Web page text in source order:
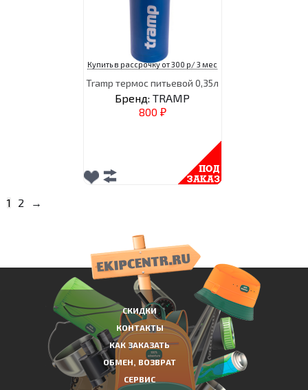
Купить в рассрочку от 300 р/ 3 мес
Tramp термос питьевой 0,35л
Бренд: TRAMP
800 ₽
1 2 →
СКИДКИ
КОНТАКТЫ
КАК ЗАКАЗАТЬ
ОБМЕН, ВОЗВРАТ
СЕРВИС